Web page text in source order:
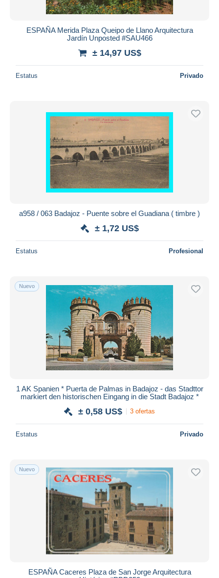
ESPAÑA Merida Plaza Queipo de Llano Arquitectura
Jardín Unposted #SAU466
± 14,97 US$
Estatus Privado
a958 / 063 Badajoz - Puente sobre el Guadiana ( timbre )
± 1,72 US$
Estatus Profesional
Nuevo
1 AK Spanien * Puerta de Palmas in Badajoz - das Stadttor
markiert den historischen Eingang in die Stadt Badajoz *
± 0,58 US$ 3 ofertas
Estatus Privado
Nuevo
ESPAÑA Caceres Plaza de San Jorge Arquitectura